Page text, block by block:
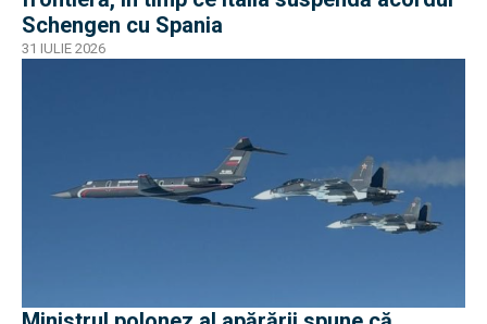
Schengen cu Spania
31 IULIE 2026